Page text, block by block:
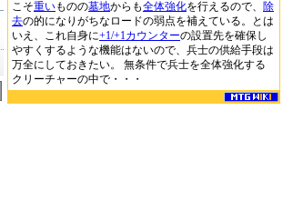
こそ重いものの墓地からも全体強化を行えるので、 除
去の的になりがちなロードの弱点を補えている。とは
いえ、これ自身に+1/+1カウンターの設置先を確保し
やすくするような機能はないので、兵士の供給手段は
万全にしておきたい。 無条件で兵士を全体強化する
クリーチャーの中で・・・